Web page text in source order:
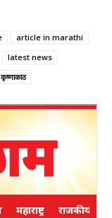
article in marathi
latest news
कृष्णाकाठ